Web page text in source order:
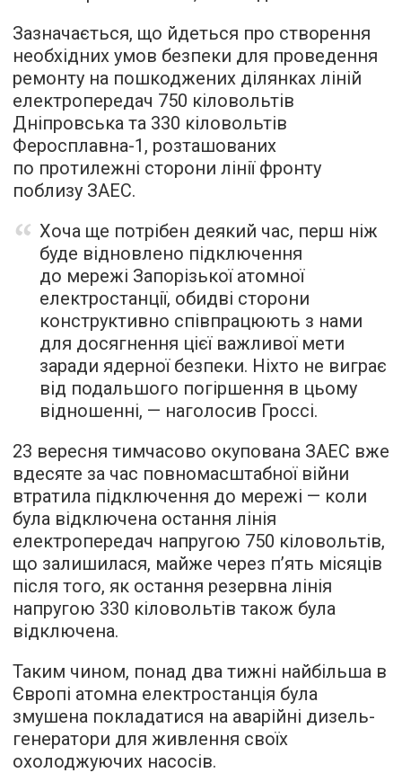
Зазначається, що йдеться про створення
необхідних умов безпеки для проведення
ремонту на пошкоджених ділянках ліній
електропередач 750 кіловольтів
Дніпровська та 330 кіловольтів
Феросплавна-1, розташованих
по протилежні сторони лінії фронту
поблизу ЗАЕС.
Хоча ще потрібен деякий час, перш ніж
буде відновлено підключення
до мережі Запорізької атомної
електростанції, обидві сторони
конструктивно співпрацюють з нами
для досягнення цієї важливої мети
заради ядерної безпеки. Ніхто не виграє
від подальшого погіршення в цьому
відношенні, — наголосив Гроссі.
23 вересня тимчасово окупована ЗАЕС вже
вдесяте за час повномасштабної війни
втратила підключення до мережі — коли
була відключена остання лінія
електропередач напругою 750 кіловольтів,
що залишилася, майже через п’ять місяців
після того, як остання резервна лінія
напругою 330 кіловольтів також була
відключена.
Таким чином, понад два тижні найбільша в
Європі атомна електростанція була
змушена покладатися на аварійні дизель-
генератори для живлення своїх
охолоджуючих насосів.